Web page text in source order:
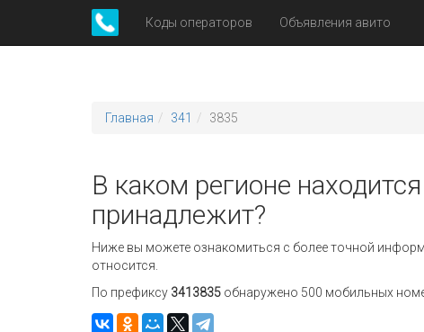
Коды операторов Объявления авито
Главная 341 3835
В каком регионе
принадлежит?
Ниже вы можете ознакомиться с более точной
относится.
По префиксу 3413835 обнаружено 500 мобильных